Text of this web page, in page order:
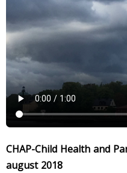
CHAP-Child Health and
august 2018